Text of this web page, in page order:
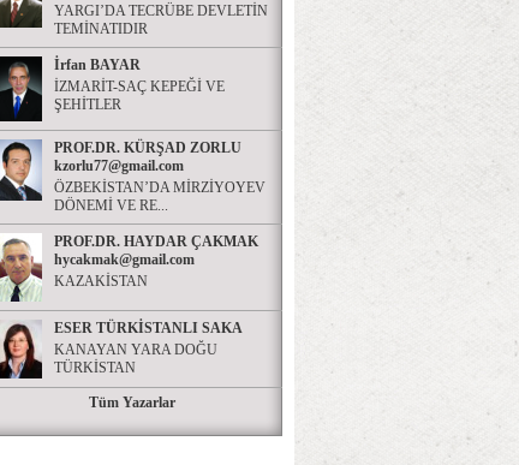
YARGI’DA TECRÜBE DEVLETİN
TEMİNATIDIR
İrfan BAYAR
İZMARİT-SAÇ KEPEĞİ VE
ŞEHİTLER
PROF.DR. KÜRŞAD ZORLU
kzorlu77@gmail.com
ÖZBEKİSTAN’DA MİRZİYOYEV
DÖNEMİ VE RE...
PROF.DR. HAYDAR ÇAKMAK
hycakmak@gmail.com
KAZAKİSTAN
ESER TÜRKİSTANLI SAKA
KANAYAN YARA DOĞU
TÜRKİSTAN
Tüm Yazarlar